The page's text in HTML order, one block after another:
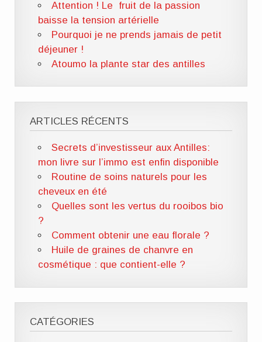
Attention ! Le fruit de la passion
baisse la tension artérielle
Pourquoi je ne prends jamais de petit
déjeuner !
Atoumo la plante star des antilles
ARTICLES RÉCENTS
Secrets d’investisseur aux Antilles:
mon livre sur l’immo est enfin disponible
Routine de soins naturels pour les
cheveux en été
Quelles sont les vertus du rooibos bio
?
Comment obtenir une eau florale ?
Huile de graines de chanvre en
cosmétique : que contient-elle ?
CATÉGORIES